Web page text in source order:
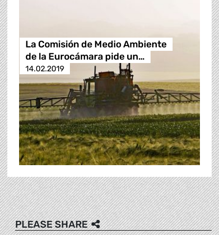
La Comisión de Medio Ambiente
de la Eurocámara pide un…
14.02.2019
PLEASE SHARE